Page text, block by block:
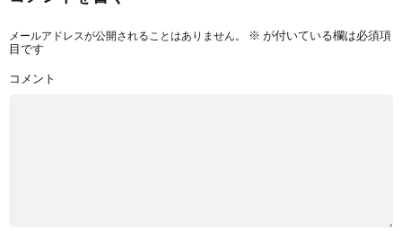
メールアドレスが公開されることはありません。 ※ が付いている欄は必須項
目です
コメント